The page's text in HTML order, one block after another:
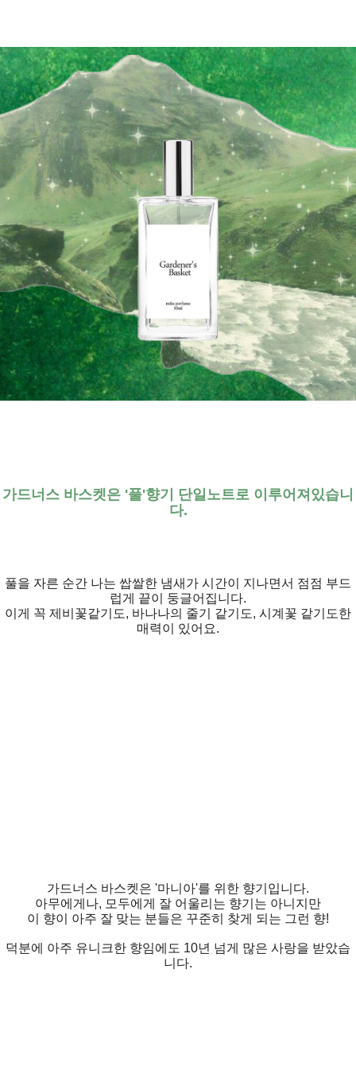
가드너스 바스켓은 '풀'향기 단일노트로 이루어져있습니
다.
풀을 자른 순간 나는 쌉쌀한 냄새가 시간이 지나면서 점점 부드
럽게 끝이 둥글어집니다.
이게 꼭 제비꽃같기도, 바나나의 줄기 같기도, 시계꽃 같기도한
매력이 있어요.
가드너스 바스켓은 '마니아'를 위한 향기입니다.
아무에게나, 모두에게 잘 어울리는 향기는 아니지만
이 향이 아주 잘 맞는 분들은 꾸준히 찾게 되는 그런 향!
덕분에 아주 유니크한 향임에도 10년 넘게 많은 사랑을 받았습
니다.